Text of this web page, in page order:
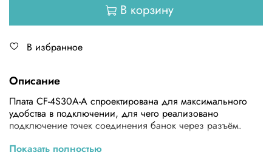
В корзину
В избранное
Описание
Плата CF-4S30A-A спроектирована для максимального
удобства в подключении, для чего реализовано
подключение точек соединения банок через разъём.
Элементы рассчитаны на максимальный постоянный ток
Показать полностью